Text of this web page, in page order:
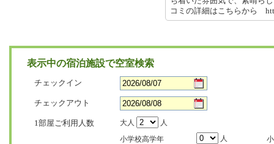
コミの詳細はこちらから
表示中の宿泊施設で空室検索
チェックイン
チェックアウト
1部屋ご利用人数 大人
人
小学校高学年
人